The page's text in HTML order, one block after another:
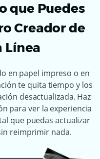
que Puedes
Creador de
Línea
en papel impreso o en
te quita tiempo y los
desactualizada. Haz
para ver la experiencia
que puedas actualizar
reimprimir nada.